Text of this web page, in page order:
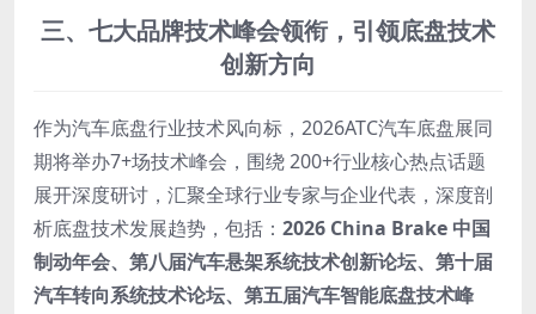
三、七大品牌技术峰会领衔，引领底盘技术
创新方向
作为汽车底盘行业技术风向标，2026ATC汽车底盘展同
期将举办7+场技术峰会，围绕 200+行业核心热点话题
展开深度研讨，汇聚全球行业专家与企业代表，深度剖
析底盘技术发展趋势，包括： 2026 China Brake 中国
制动年会、 第八届汽车悬架系统技术创新论坛、 第十届
汽车转向系统技术论坛、 第五届汽车智能底盘技术峰